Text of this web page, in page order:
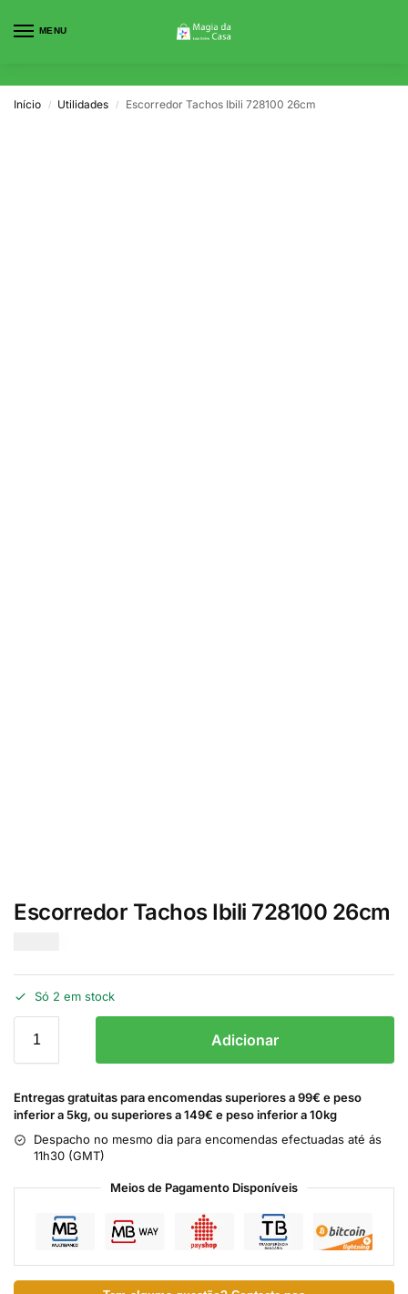
MENU
Início / Utilidades / Escorredor Tachos Ibili 728100 26cm
Escorredor Tachos Ibili 728100 26cm
Só 2 em stock
Adicionar
Entregas gratuitas para encomendas superiores a 99€ e peso
inferior a 5kg, ou superiores a 149€ e peso inferior a 10kg
Despacho no mesmo dia para encomendas efectuadas até ás
11h30 (GMT)
Meios de Pagamento Disponíveis